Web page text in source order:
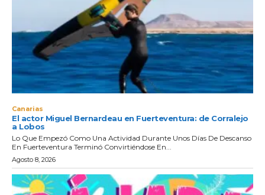
Canarias
El actor Miguel Bernardeau en Fuerteventura: de Corralejo
a Lobos
Lo Que Empezó Como Una Actividad Durante Unos Días De Descanso
En Fuerteventura Terminó Convirtiéndose En...
Agosto 8, 2026